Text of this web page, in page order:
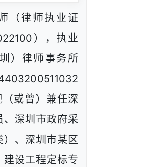
（律师执业证
），执业
）律师事务所
或曾）兼任深
深圳市政府采
、深圳市某区
设工程定标专